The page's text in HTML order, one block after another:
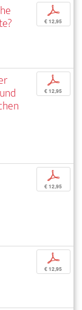
p
€ 12,95
p
€ 12,95
p
€ 12,95
p
€ 12,95